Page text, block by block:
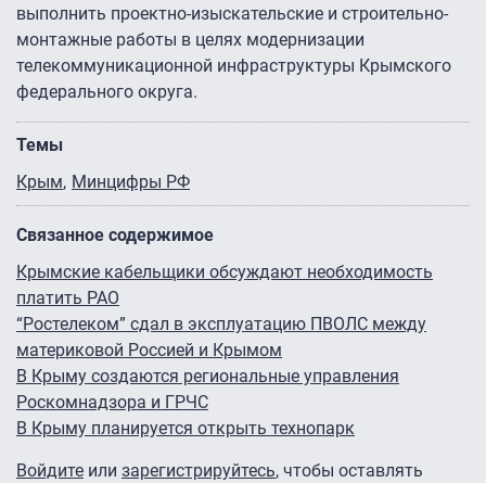
выполнить проектно-изыскательские и строительно-
монтажные работы в целях модернизации
телекоммуникационной инфраструктуры Крымского
федерального округа.
Темы
Крым Минцифры РФ
Связанное содержимое
Крымские кабельщики обсуждают необходимость
платить РАО
“Ростелеком” сдал в эксплуатацию ПВОЛС между
материковой Россией и Крымом
В Крыму создаются региональные управления
Роскомнадзора и ГРЧС
В Крыму планируется открыть технопарк
Войдите или зарегистрируйтесь, чтобы оставлять